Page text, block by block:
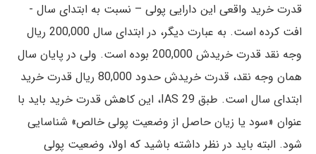
قدرت خرید واقعی این دارایی پولی – نسبت به ابتدای سال -
افت کرده است. به عبارت دیگر، در ابتدای سال 200,000 ریال
وجه نقد قدرت خریدش 200,000 بوده است. ولی در پایان سال
همان وجه نقد، قدرت خریدش حدود 80,000 ریال قدرت خرید
ابتدای سال است. طبق IAS 29، این کاهش قدرت خرید باید با
عنوان «سود یا زیان حاصل از وضعیت پولی خالص» شناسایی
شود. البته باید در نظر داشته باشید که اولا، وضعیت پولی